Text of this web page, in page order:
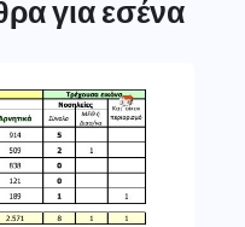
για εσένα